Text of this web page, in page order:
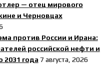
— отец мирового
и Черновцах
против России и Ирана:
российской нефти и
2031 года 7 августа, 2026